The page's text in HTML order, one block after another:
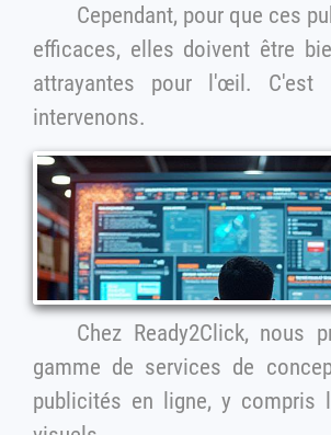
Cependant, pour que ces
efficaces, elles doivent être bien conçues et
attrayantes pour l'œil. C'est là
intervenons.
Chez Ready2Click, nous
gamme de services de conception pour les
publicités en ligne, y compris la création